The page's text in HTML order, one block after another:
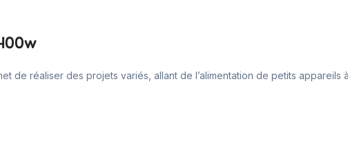
de réaliser des projets variés, allant de l’alimentation de petits